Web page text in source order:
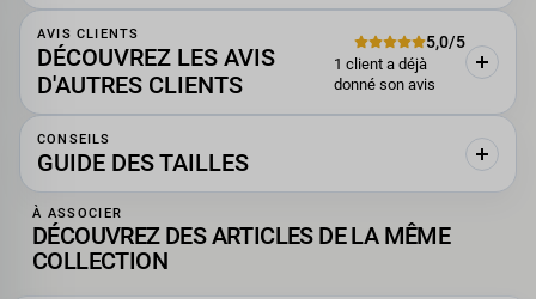
AVIS CLIENTS
DÉCOUVREZ LES AVIS
D'AUTRES CLIENTS
5,0/5
1 client a déjà
donné son avis
CONSEILS
GUIDE DES TAILLES
À ASSOCIER
DÉCOUVREZ DES ARTICLES DE LA MÊME
COLLECTION